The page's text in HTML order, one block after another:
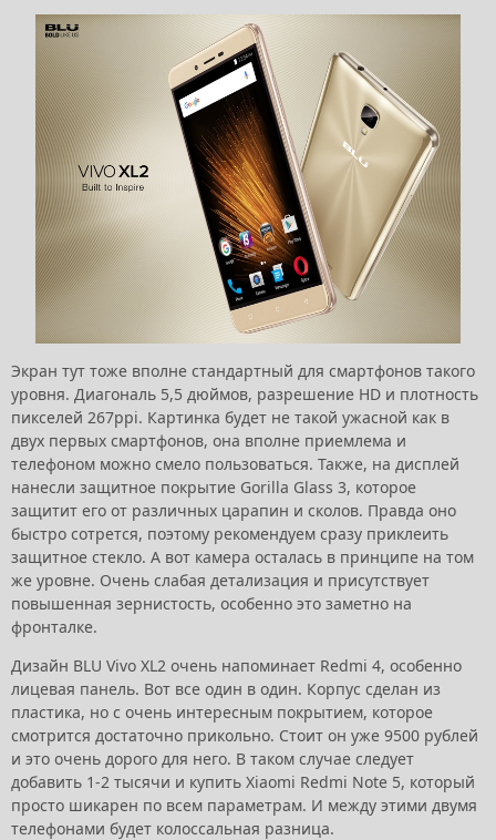
Экран тут тоже вполне стандартный для смартфонов такого
уровня. Диагональ 5,5 дюймов, разрешение HD и плотность
пикселей 267ppi. Картинка будет не такой ужасной как в
двух первых смартфонов, она вполне приемлема и
телефоном можно смело пользоваться. Также, на дисплей
нанесли защитное покрытие Gorilla Glass 3, которое
защитит его от различных царапин и сколов. Правда оно
быстро сотрется, поэтому рекомендуем сразу приклеить
защитное стекло. А вот камера осталась в принципе на том
же уровне. Очень слабая детализация и присутствует
повышенная зернистость, особенно это заметно на
фронталке.
Дизайн BLU Vivo XL2 очень напоминает Redmi 4, особенно
лицевая панель. Вот все один в один. Корпус сделан из
пластика, но с очень интересным покрытием, которое
смотрится достаточно прикольно. Стоит он уже 9500 рублей
и это очень дорого для него. В таком случае следует
добавить 1-2 тысячи и купить Xiaomi Redmi Note 5, который
просто шикарен по всем параметрам. И между этими двумя
телефонами будет колоссальная разница.